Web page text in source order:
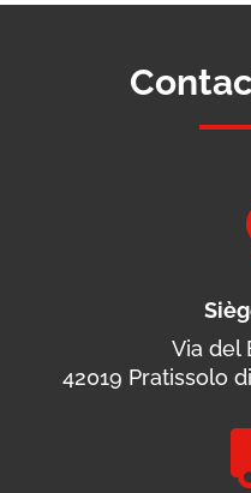
Via del
42019 Pratissolo